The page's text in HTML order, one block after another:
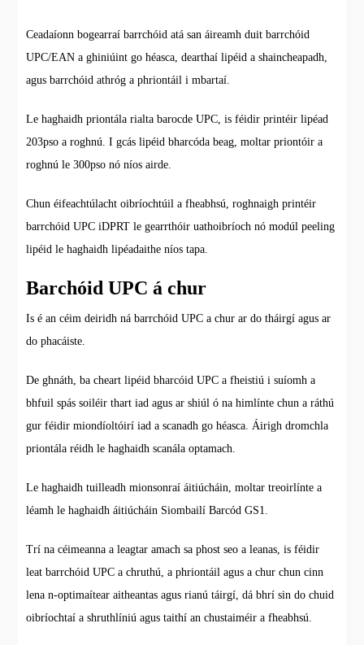
Ceadaíonn bogearraí barrchóid atá san áireamh duit barrchóid
UPC/EAN a ghiniúint go héasca, dearthaí lipéid a shaincheapadh,
agus barrchóid athróg a phriontáil i mbartaí.
Le haghaidh priontála rialta barocde UPC, is féidir printéir lipéad
203pso a roghnú. I gcás lipéid bharcóda beag, moltar priontóir a
roghnú le 300pso nó níos airde.
Chun éifeachtúlacht oibríochtúil a fheabhsú, roghnaigh printéir
barrchóid UPC iDPRT le gearrthóir uathoibríoch nó modúl peeling
lipéid le haghaidh lipéadaithe níos tapa.
Barchóid UPC á chur
Is é an céim deiridh ná barrchóid UPC a chur ar do tháirgí agus ar
do phacáiste.
De ghnáth, ba cheart lipéid bharcóid UPC a fheistiú i suíomh a
bhfuil spás soiléir thart iad agus ar shiúl ó na himlínte chun a ráthú
gur féidir miondíoltóirí iad a scanadh go héasca. Áirigh dromchla
priontála réidh le haghaidh scanála optamach.
Le haghaidh tuilleadh mionsonraí áitiúcháin, moltar treoirlínte a
léamh le haghaidh áitiúcháin Siombailí Barcód GS1.
Trí na céimeanna a leagtar amach sa phost seo a leanas, is féidir
leat barrchóid UPC a chruthú, a phriontáil agus a chur chun cinn
lena n-optimaítear aitheantas agus rianú táirgí, dá bhrí sin do chuid
oibríochtaí a shruthlíniú agus taithí an chustaiméir a fheabhsú.